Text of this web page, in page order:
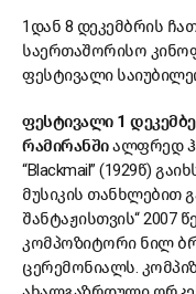
1დან 8 დეკემბრის
საერთაშორისო
ფესტივალი
ფესტივალი1
რამირანშიალფრედ
“Blackmail” (1929წ)
მუსიკის თანხლებით
შანტაჟისთვის“ 2007
კომპოზიტორი ნილ
ცერემონიალს.